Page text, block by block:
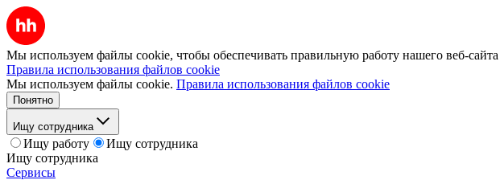
Мы используем файлы cookie, чтобы обеспечивать правильную работу нашего веб-сайта
Правила использования файлов cookie
Мы используем файлы cookie. Правила использования файлов cookie
Понятно
Ищу сотрудника
Ищу работу
Ищу сотрудника
Ищу сотрудника
Сервисы